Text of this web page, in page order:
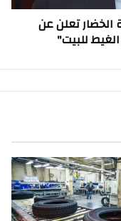
شعبة الخضار تعلن عن
للبيت"